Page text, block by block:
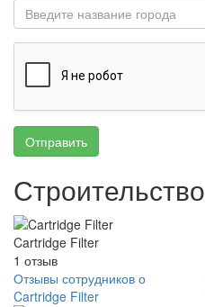
Отправить
Строительство
Cartridge Filter
1 отзыв
Отзывы сотрудников о
Cartridge Filter